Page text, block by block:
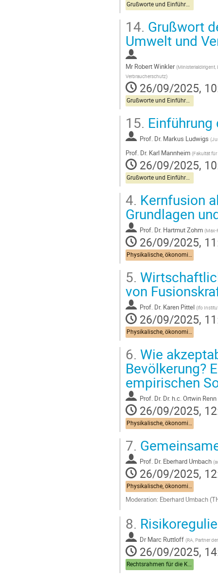
Grußworte und Einführung
14. Grußwort
Umwelt und
Mr Robert Winkler (Ministerialdirigent,
Verbraucherschutz)
26/09/2025,
Grußworte und Einführung
15.
Prof. Dr. Markus Ludwigs (
Prof. Dr. Karl Mannheim (Fakultät
26/09/2025,
Grußworte und Einführung
4. Kernfusion
Grundlagen
Prof. Dr. Hartmut Zohm (Max-
26/09/2025,
Physikalische, ökonomische und soziologische Grundlagen
5.
von
Prof. Dr. Karen Pittel (ifo
26/09/2025,
Physikalische, ökonomische und soziologische Grundlagen
6. Wie
Bevölkerung?
empirischen
Prof. Dr. Dr. h.c. Ortwin Renn
26/09/2025,
Physikalische, ökonomische und soziologische Grundlagen
7.
Prof. Dr. Eberhard Umbach (
26/09/2025,
Physikalische, ökonomische und soziologische Grundlagen
Moderation: Eberhard Umbach
to
contribution
page
8.
Dr Marc Ruttloff (RA, Partner
26/09/2025,
Rechtsrahmen für die Kernfusion: Status quo und Perspektiven